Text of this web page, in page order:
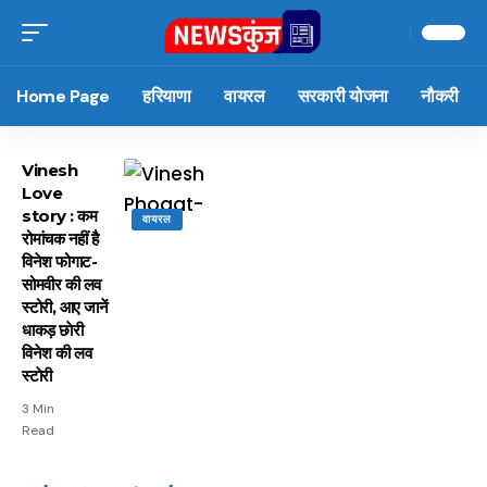
Home Page हरियाणा वायरल सरकारी योजना नौकरी
वायरल
Vinesh
Love
story : कम
रोमांचक नहीं है
विनेश फोगाट-
सोमवीर की लव
स्टोरी, आए जानें
धाकड़ छाेरी
विनेश की लव
स्टाेरी
3 Min
Read
15 नवंबर से लागू होंगे